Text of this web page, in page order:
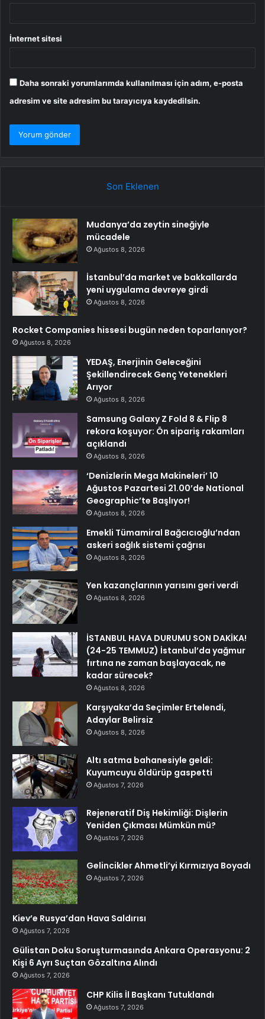
İnternet sitesi
Daha sonraki yorumlarımda kullanılması için adım, e-posta
adresim ve site adresim bu tarayıcıya kaydedilsin.
Son Eklenen
Mudanya’da zeytin sineğiyle
mücadele
Ağustos 8, 2026
İstanbul’da market ve bakkallarda
yeni uygulama devreye girdi
Ağustos 8, 2026
Rocket Companies hissesi bugün neden toparlanıyor?
Ağustos 8, 2026
YEDAŞ, Enerjinin Geleceğini
Şekillendirecek Genç Yetenekleri
Arıyor
Ağustos 8, 2026
Samsung Galaxy Z Fold 8 & Flip 8
rekora koşuyor: Ön sipariş rakamları
açıklandı
Ağustos 8, 2026
‘Denizlerin Mega Makineleri’ 10
Ağustos Pazartesi 21.00’de National
Geographic’te Başlıyor!
Ağustos 8, 2026
Emekli Tümamiral Bağcıcıoğlu’ndan
askeri sağlık sistemi çağrısı
Ağustos 8, 2026
Yen kazançlarının yarısını geri verdi
Ağustos 8, 2026
İSTANBUL HAVA DURUMU SON DAKİKA!
(24-25 TEMMUZ) İstanbul’da yağmur
fırtına ne zaman başlayacak, ne
kadar sürecek?
Ağustos 8, 2026
Karşıyaka’da Seçimler Ertelendi,
Adaylar Belirsiz
Ağustos 8, 2026
Altı satma bahanesiyle geldi:
Kuyumcuyu öldürüp gaspetti
Ağustos 7, 2026
Rejeneratif Diş Hekimliği: Dişlerin
Yeniden Çıkması Mümkün mü?
Ağustos 7, 2026
Gelincikler Ahmetli’yi Kırmızıya Boyadı
Ağustos 7, 2026
Kiev’e Rusya’dan Hava Saldırısı
Ağustos 7, 2026
Gülistan Doku Soruşturmasında Ankara Operasyonu: 2
Kişi 6 Ayrı Suçtan Gözaltına Alındı
Ağustos 7, 2026
CHP Kilis İl Başkanı Tutuklandı
Ağustos 7, 2026